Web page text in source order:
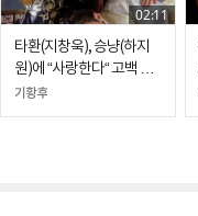
02:11
타환(지창욱), 승냥(하지
원)에 “사랑한다“ 고백 후
최후 '새드엔딩'
기황후